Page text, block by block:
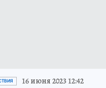
16 июня 2023 12:42